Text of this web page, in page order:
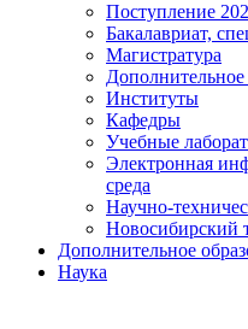
Поступление
Бакалавриат,
Магистратура
Дополнительное
Институты
Кафедры
Учебные
Электронная
среда
Научно-
Новосибирский
Дополнительное
Наука